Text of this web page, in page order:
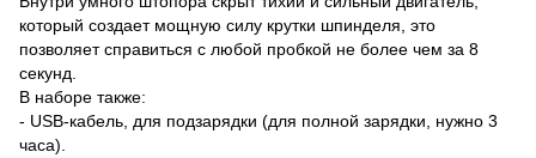
который создает мощную силу крутки шпинделя, это
позволяет справиться с любой пробкой не более чем за 8
секунд.
В наборе также:
- USB-кабель, для подзарядки (для полной зарядки, нужно 3
часа).